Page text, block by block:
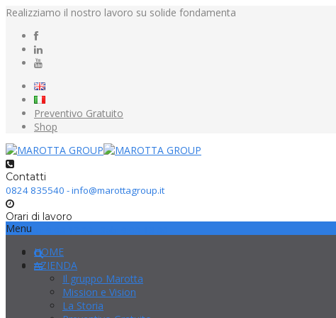
Realizziamo il nostro lavoro su solide fondamenta
Preventivo Gratuito
Shop
Contatti
0824 835540 - info@marottagroup.it
Orari di lavoro
Lun-Ven: 9:00-17:30 - Sab: 9:00-13:00
Menu
HOME
AZIENDA
Il gruppo Marotta
Mission e Vision
La Storia